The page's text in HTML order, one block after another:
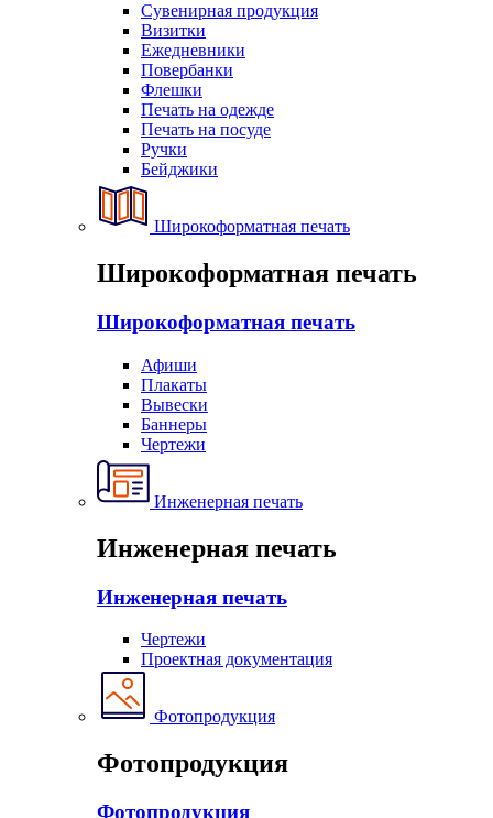
Сувенирная продукция
Визитки
Ежедневники
Повербанки
Флешки
Печать на одежде
Печать на посуде
Ручки
Бейджики
Широкоформатная печать
Широкоформатная печать
Широкоформатная печать
Афиши
Плакаты
Вывески
Баннеры
Чертежи
Инженерная печать
Инженерная печать
Инженерная печать
Чертежи
Проектная документация
Фотопродукция
Фотопродукция
Фотопродукция